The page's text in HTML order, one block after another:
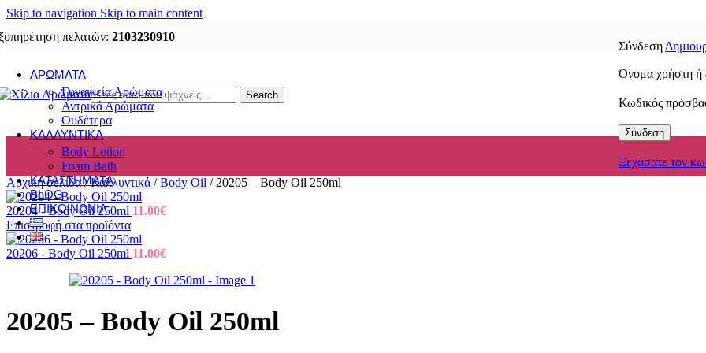
Skip to navigation Skip to main content
πελατών: 2103230910
Search
Σύνδεση
Όνομα χρήστη ή
Κωδικός
Σύνδεση
Ξεχάσατε τον
ΑΡΏΜΑΤΑ
Γυναικεία Αρώματα
Αντρικά Αρώματα
Ουδέτερα
ΚΑΛΛΥΝΤΙΚΆ
Body Lotion
Foam Bath
ΚΑΤΑΣΤΉΜΑΤΑ
BLOG
ΕΠΙΚΟΙΝΩΝΊΑ
Αρχική σελίδα/ Καλλυντικά / Body Oil / 20205 – Body Oil 250ml
20204 - Body Oil 250ml 11.00€
Επιστροφή στα προϊόντα
20206 - Body Oil 250ml 11.00€
20205 – Body Oil 250ml